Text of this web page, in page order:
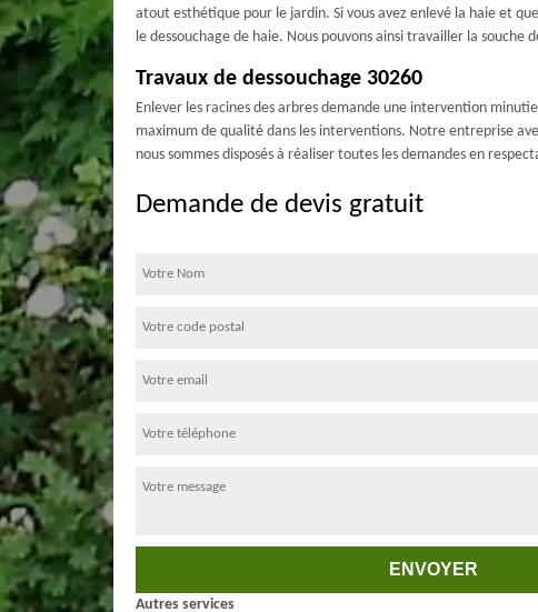
atout esthétique pour le jardin. Si vous avez enlevé la haie et
le dessouchage de haie. Nous pouvons ainsi travailler la souche
Travaux de dessouchage 30260
Enlever les racines des arbres demande une intervention
maximum de qualité dans les interventions. Notre entreprise
nous sommes disposés à réaliser toutes les demandes en
Demande de devis gratuit
Autres services